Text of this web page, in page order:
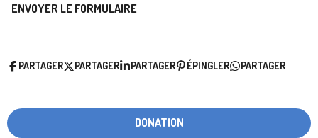
ENVOYER LE FORMULAIRE
PARTAGER PARTAGER PARTAGER ÉPINGLER PARTAGER
DONATION